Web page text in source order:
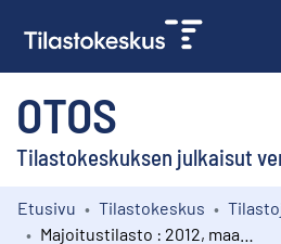
OTOS
Tilastokeskuksen julkaisut
Kokoelmat
Etusivu Tilastokeskus